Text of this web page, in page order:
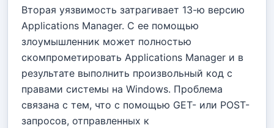
Вторая уязвимость затрагивает 13-ю версию
Applications Manager. С ее помощью
злоумышленник может полностью
скомпрометировать Applications Manager и в
результате выполнить произвольный код с
правами системы на Windows. Проблема
связана с тем, что с помощью GET- или POST-
запросов, отправленных к